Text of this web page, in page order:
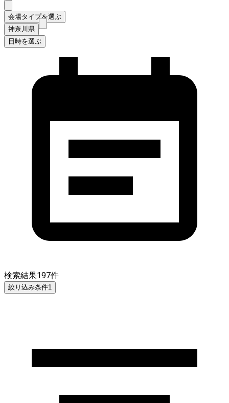
会場タイプを選ぶ
神奈川県
日時を選ぶ
検索結果197件
絞り込み条件1